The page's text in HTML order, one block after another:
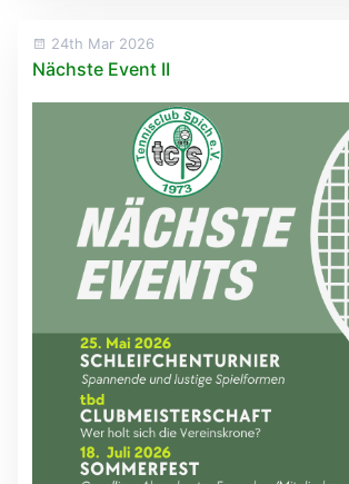
24th Mar 2026
Nächste Event II